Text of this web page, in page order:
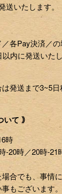
送いたします。
各Pay決済／
内に発送いたし
発送まで3~5
て ｠
時
20時／20時-21
合でも、事情
もございます。